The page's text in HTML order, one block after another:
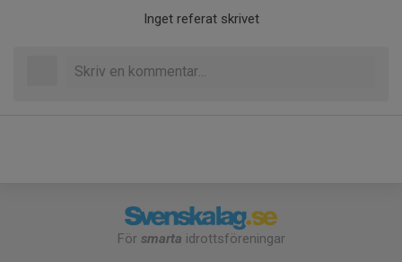
Inget referat skrivet
För smarta idrottsföreningar